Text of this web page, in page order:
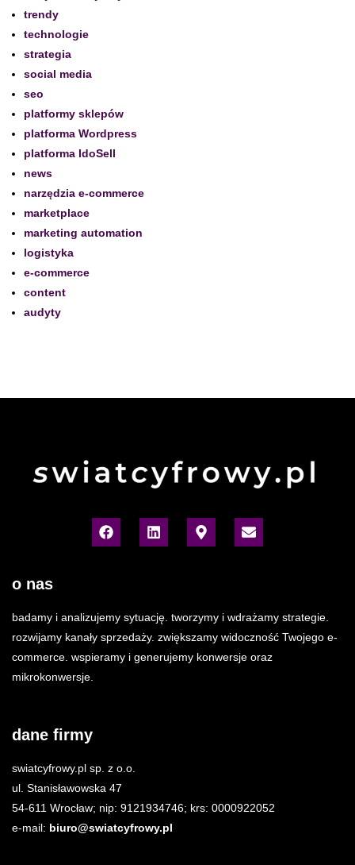
trendy
technologie
strategia
social media
seo
platformy sklepów
platforma Wordpress
platforma IdoSell
news
narzędzia e-commerce
marketplace
marketing automation
logistyka
e-commerce
content
audyty
o nas
badamy i analizujemy sytuację. tworzymy i wdrażamy strategie.
rozwijamy kanały sprzedaży. zwiększamy widoczność Twojego e-
commerce. wspieramy i generujemy konwersje oraz
mikrokonwersje.
dane firmy
swiatcyfrowy.pl sp. z o.o.
ul. Stanisławowska 47
54-611 Wrocław; nip: 9121934746; krs: 0000922052
e-mail: biuro@swiatcyfrowy.pl